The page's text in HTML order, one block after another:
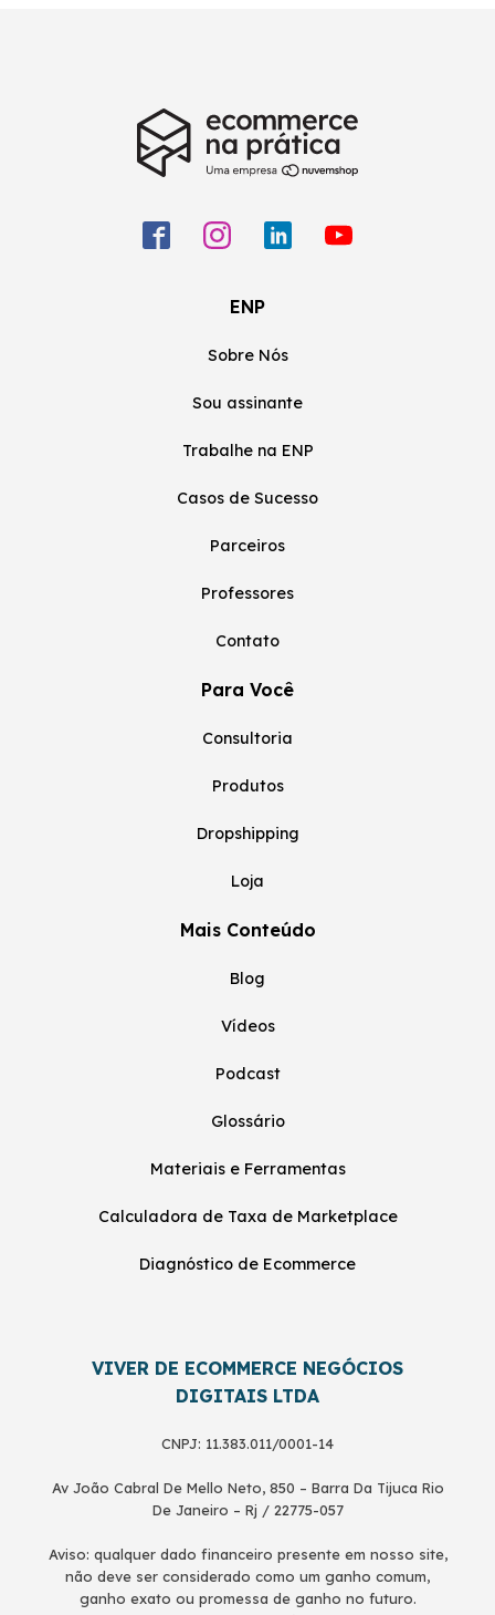
ENP
Sobre Nós
Sou assinante
Trabalhe na ENP
Casos de Sucesso
Parceiros
Professores
Contato
Para Você
Consultoria
Produtos
Dropshipping
Loja
Mais Conteúdo
Blog
Vídeos
Podcast
Glossário
Materiais e Ferramentas
Calculadora de Taxa de Marketplace
Diagnóstico de Ecommerce
VIVER DE ECOMMERCE NEGÓCIOS
DIGITAIS LTDA
CNPJ: 11.383.011/0001-14
Av João Cabral De Mello Neto, 850 – Barra Da Tijuca Rio
De Janeiro – Rj / 22775-057
Aviso: qualquer dado financeiro presente em nosso site,
não deve ser considerado como um ganho comum,
ganho exato ou promessa de ganho no futuro.